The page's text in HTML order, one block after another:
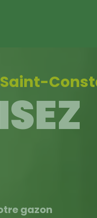
Saint-
gazon